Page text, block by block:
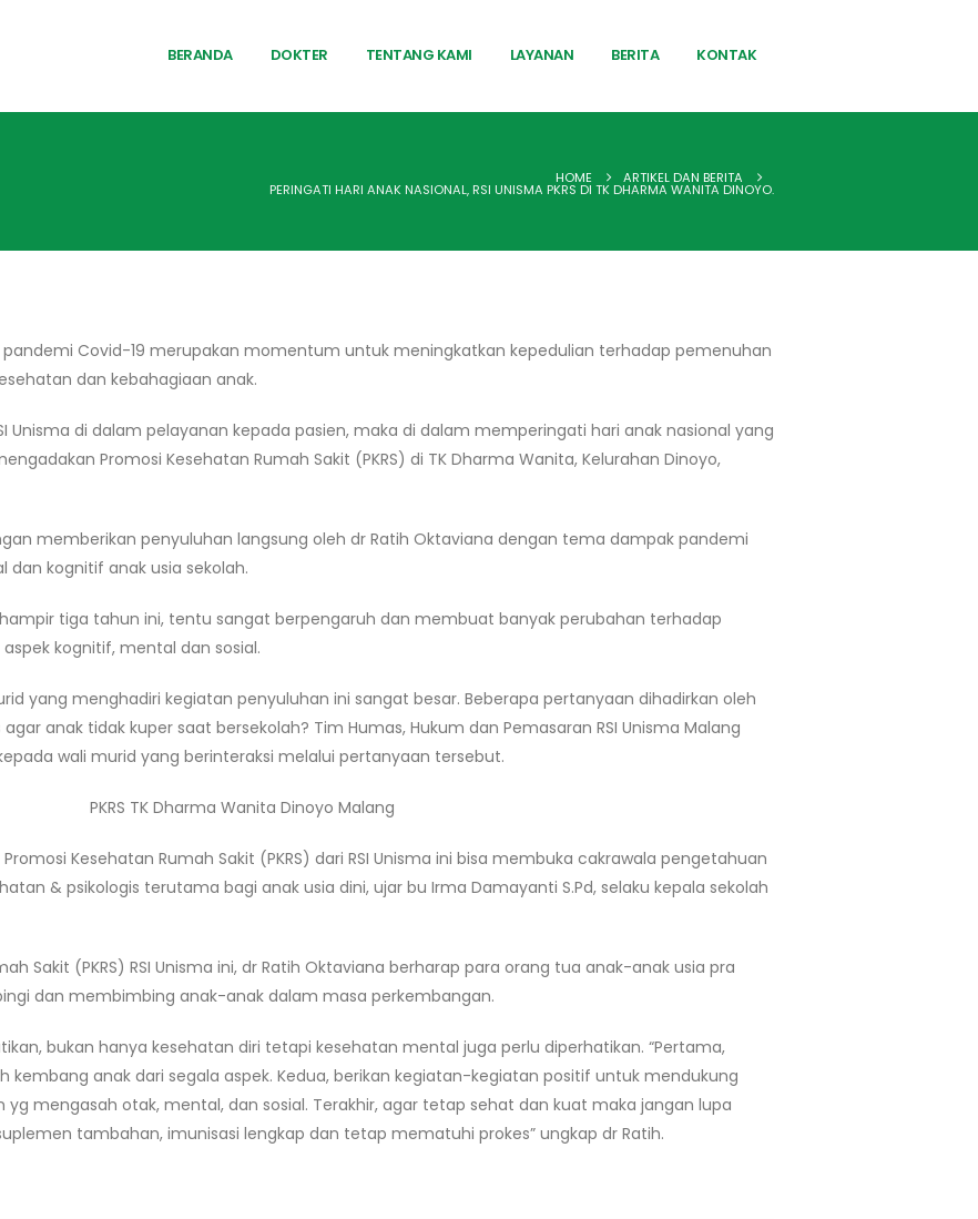
BERANDA DOKTER TENTANG KAMI LAYANAN BERITA KONTAK
HOME ARTIKEL DAN BERITA
PERINGATI HARI ANAK NASIONAL, RSI UNISMA PKRS DI TK DHARMA WANITA DINOYO.
pandemi Covid-19 merupakan momentum untuk meningkatkan kepedulian terhadap pemenuhan
dan kebahagiaan anak.
Unisma di dalam pelayanan kepada pasien, maka di dalam memperingati hari anak nasional yang
Promosi Kesehatan Rumah Sakit (PKRS) di TK Dharma Wanita, Kelurahan Dinoyo,
memberikan penyuluhan langsung oleh dr Ratih Oktaviana dengan tema dampak pandemi
dan kognitif anak usia sekolah.
tiga tahun ini, tentu sangat berpengaruh dan membuat banyak perubahan terhadap
kognitif, mental dan sosial.
yang menghadiri kegiatan penyuluhan ini sangat besar. Beberapa pertanyaan dihadirkan oleh
anak tidak kuper saat bersekolah? Tim Humas, Hukum dan Pemasaran RSI Unisma Malang
wali murid yang berinteraksi melalui pertanyaan tersebut.
Kesehatan Rumah Sakit (PKRS) dari RSI Unisma ini bisa membuka cakrawala pengetahuan
& psikologis terutama bagi anak usia dini, ujar bu Irma Damayanti S.Pd, selaku kepala sekolah
Sakit (PKRS) RSI Unisma ini, dr Ratih Oktaviana berharap para orang tua anak-anak usia pra
dan membimbing anak-anak dalam masa perkembangan.
bukan hanya kesehatan diri tetapi kesehatan mental juga perlu diperhatikan. “Pertama,
anak dari segala aspek. Kedua, berikan kegiatan-kegiatan positif untuk mendukung
mengasah otak, mental, dan sosial. Terakhir, agar tetap sehat dan kuat maka jangan lupa
tambahan, imunisasi lengkap dan tetap mematuhi prokes” ungkap dr Ratih.